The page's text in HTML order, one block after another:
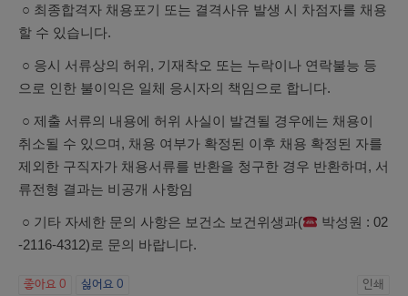
○ 최종합격자 채용포기 또는 결격사유 발생 시 차점자를 채용
할 수 있습니다.
○ 응시 서류상의 허위, 기재착오 또는 누락이나 연락불능 등
으로 인한 불이익은 일체 응시자의 책임으로 합니다.
○ 제출 서류의 내용에 허위 사실이 발견될 경우에는 채용이
취소될 수 있으며, 채용 여부가 확정된 이후 채용 확정된 자를
제외한 구직자가 채용서류를 반환을 청구한 경우 반환하며, 서
류전형 결과는 비공개 사항임
○ 기타 자세한 문의 사항은 보건소 보건위생과(
박성원 : 02
-2116-4312)로 문의 바랍니다.
좋아요 0 싫어요 0 인쇄